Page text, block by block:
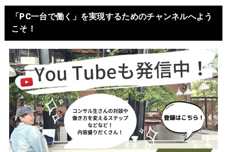
「PC一台で働く」を実現するためのチャンネルへよう
こそ！